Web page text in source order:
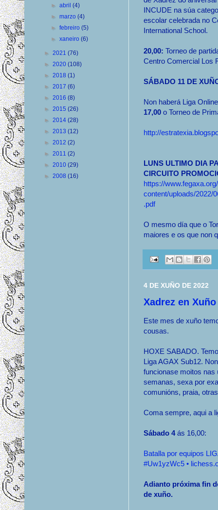
INCUDE na súa
escolar celebrada no
International School.
20,00: Torneo de
Centro Comercial Los
SÁBADO 11 DE
Non haberá Liga
17,00 o Torneo de
http://
LUNS ULTIMO DIA
CIRCUITO
https://
content/uploads/2022/
.pdf
O mesmo día que o
maiores e os que non
4 DE XUÑO DE 2022
Xadrez en Xuño
Este mes de xuño
cousas.
HOXE SABADO.
Liga AGAX Sub12.
funcionase moitos nas
semanas, sexa por
comunións, praia,
Coma sempre, aqui a
Sábado 4ás 16,00:
Batalla por equipos
#Uw1yzWc5 •
Adianto próxima fin
de xuño.
►abril(4)
►marzo(4)
►febreiro(5)
►xaneiro(6)
► 2021 (76)
► 2020 (108)
► 2018 (1)
► 2017 (6)
► 2016 (8)
► 2015 (26)
► 2014 (28)
► 2013 (12)
► 2012 (2)
► 2011 (2)
► 2010 (29)
► 2008 (16)